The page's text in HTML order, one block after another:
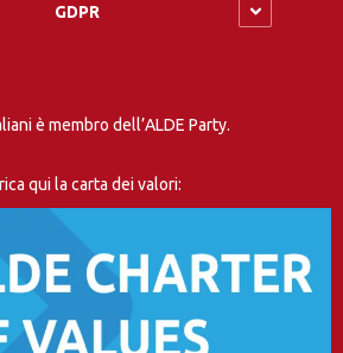
GDPR
è membro dell’ALDE Party.
qui la carta dei valori: